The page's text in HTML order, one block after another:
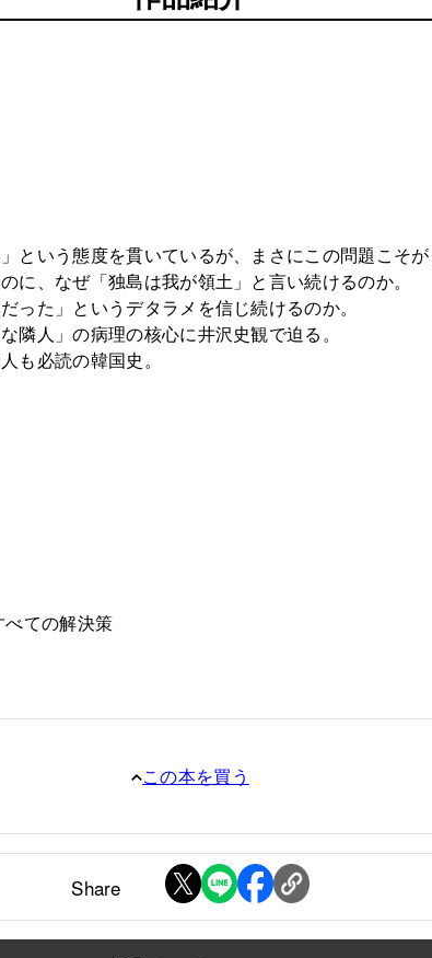
いう態度を貫いているが、まさにこの問題こそが
、なぜ「独島は我が領土」と言い続けるのか。
た」というデタラメを信じ続けるのか。
人」の病理の核心に井沢史観で迫る。
も必読の韓国史。
ての解決策
この本を買う
Share